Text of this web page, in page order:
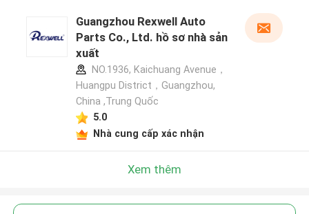
Guangzhou Rexwell Auto
Parts Co., Ltd. hồ sơ nhà sản
xuất
NO.1936, Kaichuang Avenue，
Huangpu District，Guangzhou,
China ,Trung Quốc
5.0
Nhà cung cấp xác nhận
Xem thêm